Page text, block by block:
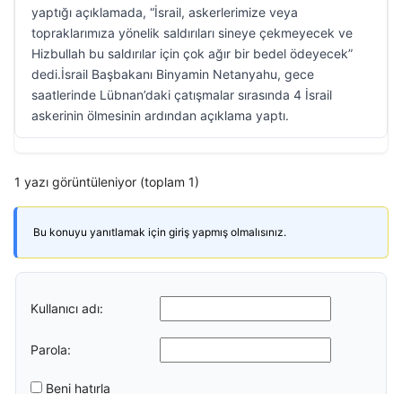
yaptığı açıklamada, “İsrail, askerlerimize veya
topraklarımıza yönelik saldırıları sineye çekmeyecek ve
Hizbullah bu saldırılar için çok ağır bir bedel ödeyecek”
dedi.İsrail Başbakanı Binyamin Netanyahu, gece
saatlerinde Lübnan’daki çatışmalar sırasında 4 İsrail
askerinin ölmesinin ardından açıklama yaptı.
1 yazı görüntüleniyor (toplam 1)
Bu konuyu yanıtlamak için giriş yapmış olmalısınız.
Kullanıcı adı:
Parola:
Beni hatırla